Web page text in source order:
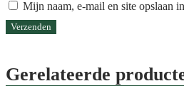
Mijn naam, e-mail en site opslaan
Gerelateerde